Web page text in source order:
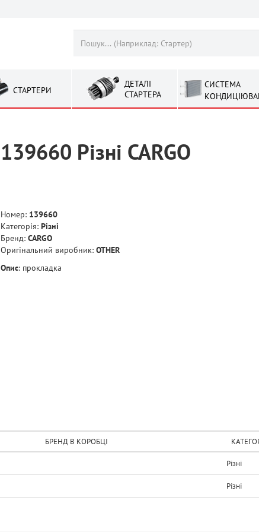
СТАРТЕРИ
ДЕТАЛІ
СТАРТЕРА
СИСТЕМА
139660 Рiзнi CARGO
Номер: 139660
Категорія: Рiзнi
Бренд: CARGO
Оригінальний виробник: OTHER
Опис: прокладка
БРЕНД В КОРОБЦІ
Рiзнi
Рiзнi